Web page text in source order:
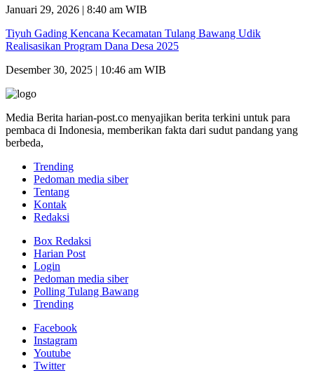
Januari 29, 2026 | 8:40 am WIB
Tiyuh Gading Kencana Kecamatan Tulang Bawang Udik
Realisasikan Program Dana Desa 2025
Desember 30, 2025 | 10:46 am WIB
Media Berita harian-post.co menyajikan berita terkini untuk para
pembaca di Indonesia, memberikan fakta dari sudut pandang yang
berbeda,
Trending
Pedoman media siber
Tentang
Kontak
Redaksi
Box Redaksi
Harian Post
Login
Pedoman media siber
Polling Tulang Bawang
Trending
Facebook
Instagram
Youtube
Twitter